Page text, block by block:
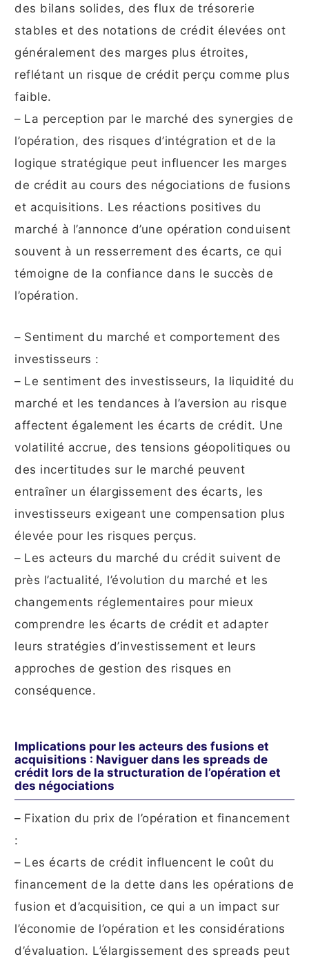
des bilans solides, des flux de trésorerie
stables et des notations de crédit élevées ont
généralement des marges plus étroites,
reflétant un risque de crédit perçu comme plus
faible.
– La perception par le marché des synergies de
l’opération, des risques d’intégration et de la
logique stratégique peut influencer les marges
de crédit au cours des négociations de fusions
et acquisitions. Les réactions positives du
marché à l’annonce d’une opération conduisent
souvent à un resserrement des écarts, ce qui
témoigne de la confiance dans le succès de
l’opération.
– Sentiment du marché et comportement des
investisseurs :
– Le sentiment des investisseurs, la liquidité du
marché et les tendances à l’aversion au risque
affectent également les écarts de crédit. Une
volatilité accrue, des tensions géopolitiques ou
des incertitudes sur le marché peuvent
entraîner un élargissement des écarts, les
investisseurs exigeant une compensation plus
élevée pour les risques perçus.
– Les acteurs du marché du crédit suivent de
près l’actualité, l’évolution du marché et les
changements réglementaires pour mieux
comprendre les écarts de crédit et adapter
leurs stratégies d’investissement et leurs
approches de gestion des risques en
conséquence.
Implications pour les acteurs des fusions et
acquisitions : Naviguer dans les spreads de
crédit lors de la structuration de l’opération et
des négociations
– Fixation du prix de l’opération et financement
:
– Les écarts de crédit influencent le coût du
financement de la dette dans les opérations de
fusion et d’acquisition, ce qui a un impact sur
l’économie de l’opération et les considérations
d’évaluation. L’élargissement des spreads peut